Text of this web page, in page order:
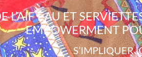
L’AIF EAU ET
EMPOWERMENT
S’IMPLIQUER